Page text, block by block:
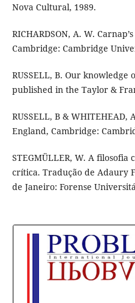
Nova Cultural, 1989.
RICHARDSON, A. W.
Cambridge: Cambridge
RUSSELL, B. Our
published in the Taylor &
RUSSELL, B &
England, Cambridge:
STEGMÜLLER, W. A
crítica. Tradução de Adaury
de Janeiro: Forense